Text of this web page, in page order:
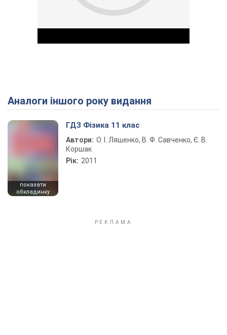
Play Video
Аналоги іншого року видання
показати
обкладинку
ГДЗ Фізика 11 клас
Автори: О. І. Ляшенко, В. Ф. Савченко, Є. В.
Коршак
Рік: 2011